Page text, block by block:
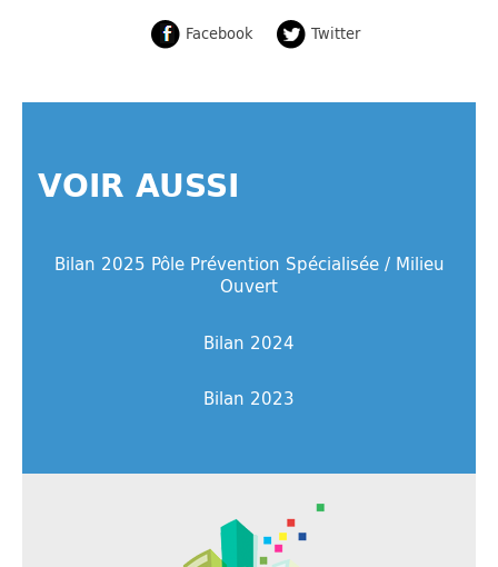
Facebook Twitter
VOIR AUSSI
Bilan 2025 Pôle Prévention Spécialisée / Milieu
Ouvert
Bilan 2024
Bilan 2023